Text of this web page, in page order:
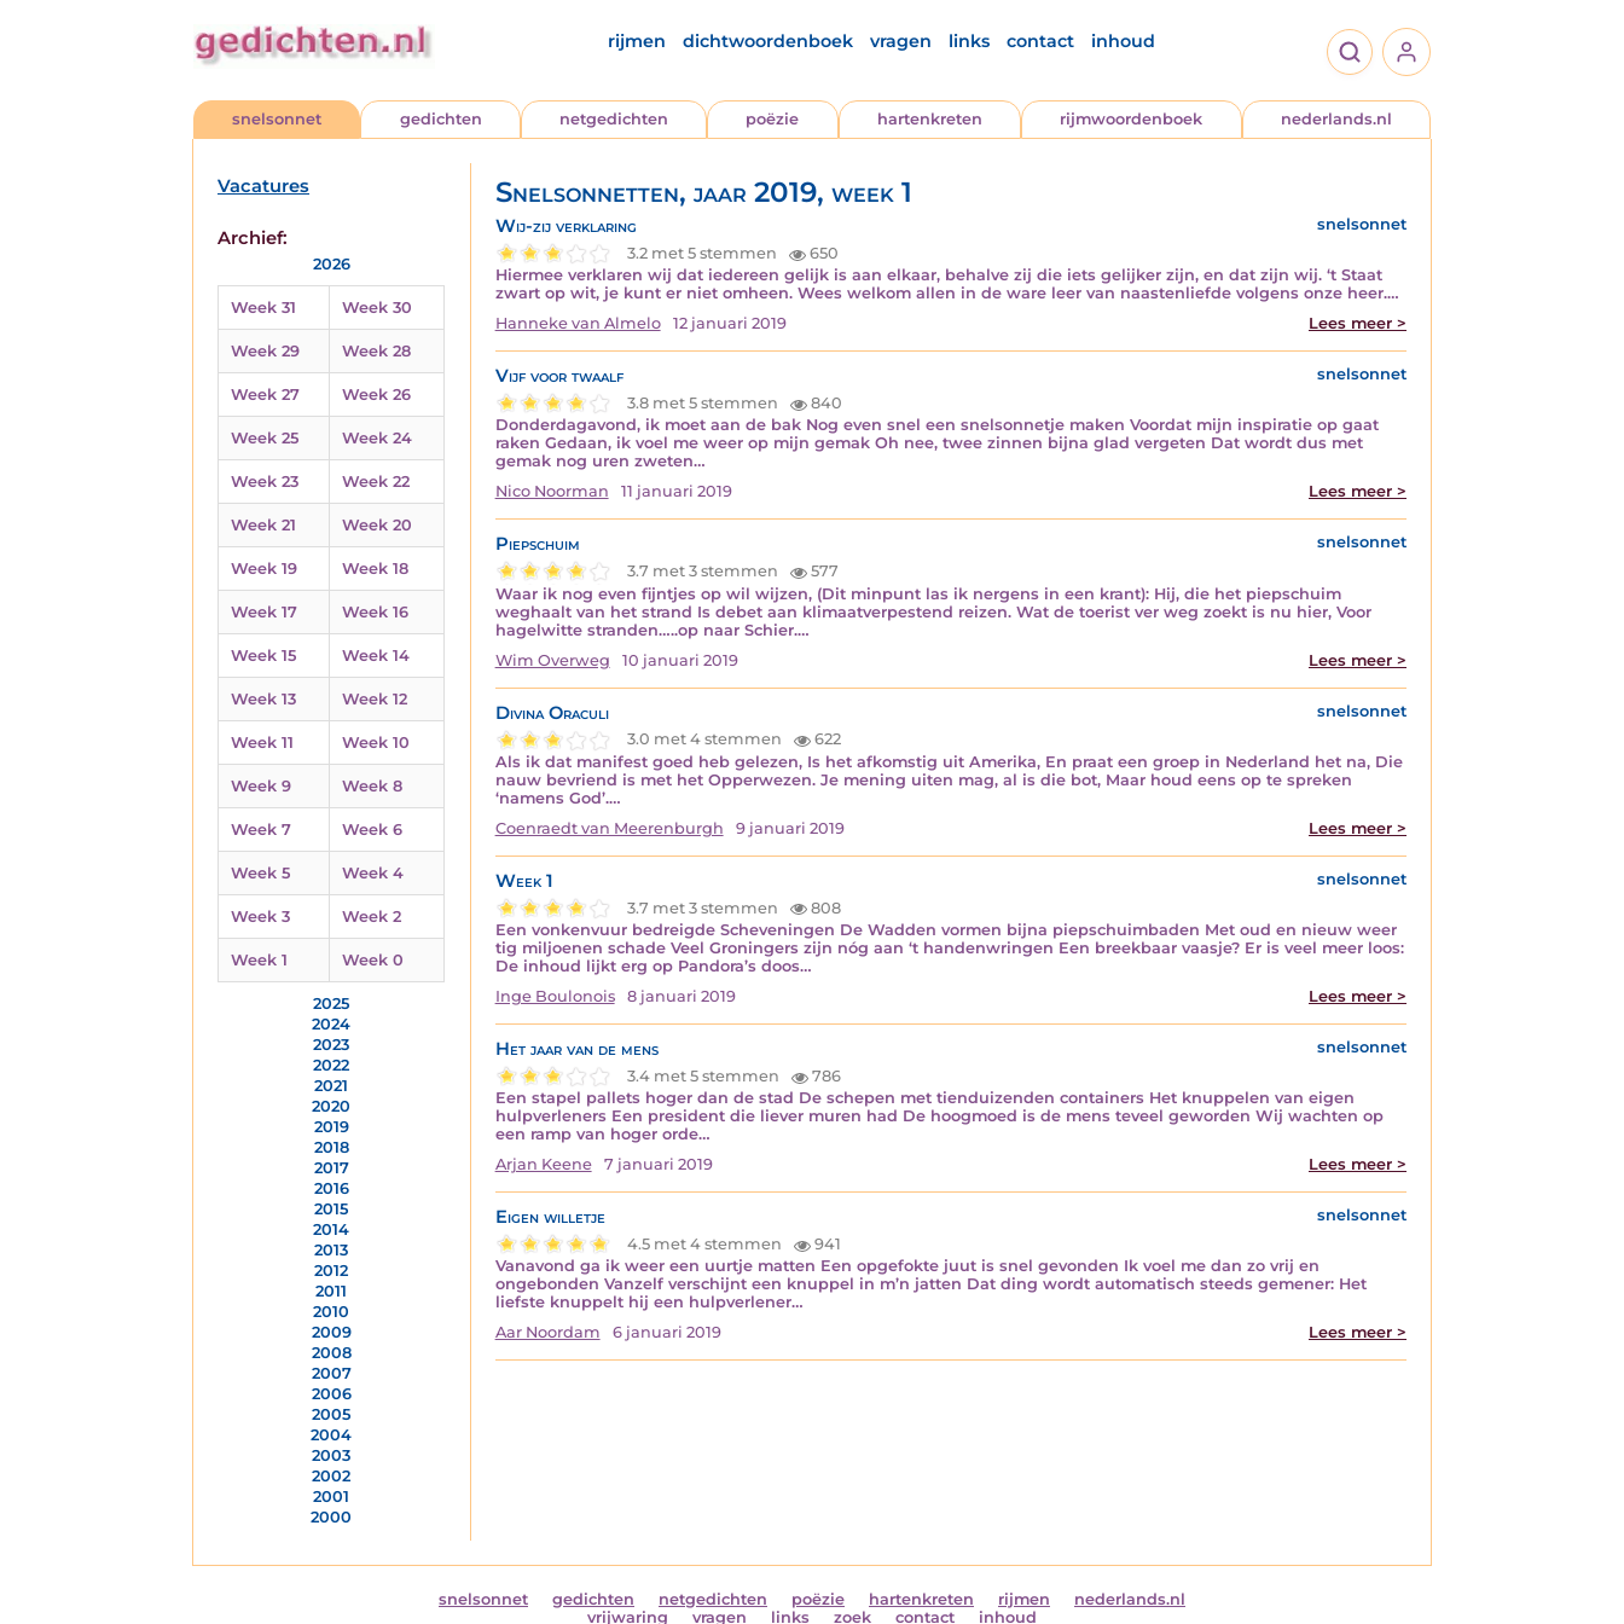
rijmen dichtwoordenboek vragen links contact inhoud
snelsonnet gedichten netgedichten poëzie hartenkreten rijmwoordenboek nederlands.nl
Vacatures
Archief:
2026
Week 31 Week 30
Week 29 Week 28
Week 27 Week 26
Week 25 Week 24
Week 23 Week 22
Week 21 Week 20
Week 19 Week 18
Week 17 Week 16
Week 15 Week 14
Week 13 Week 12
Week 11 Week 10
Week 9 Week 8
Week 7 Week 6
Week 5 Week 4
Week 3 Week 2
Week 1 Week 0
2025
2024
2023
2022
2021
2020
2019
2018
2017
2016
2015
2014
2013
2012
2011
2010
2009
2008
2007
2006
2005
2004
2003
2002
2001
2000
Snelsonnetten, jaar 2019, week 1
Wij-zij verklaring
snelsonnet
3.2 met 5 stemmen
650
Hiermee verklaren wij dat iedereen gelijk is aan elkaar, behalve zij die iets gelijker zijn, en dat zijn wij. ‘t Staat
zwart op wit, je kunt er niet omheen. Wees welkom allen in de ware leer van naastenliefde volgens onze heer.…
Hanneke van Almelo
12 januari 2019 Lees meer >
Vijf voor twaalf
snelsonnet
3.8 met 5 stemmen
840
Donderdagavond, ik moet aan de bak Nog even snel een snelsonnetje maken Voordat mijn inspiratie op gaat
raken Gedaan, ik voel me weer op mijn gemak Oh nee, twee zinnen bijna glad vergeten Dat wordt dus met
gemak nog uren zweten…
Nico Noorman
11 januari 2019 Lees meer >
Piepschuim
snelsonnet
3.7 met 3 stemmen
577
Waar ik nog even fijntjes op wil wijzen, (Dit minpunt las ik nergens in een krant): Hij, die het piepschuim
weghaalt van het strand Is debet aan klimaatverpestend reizen. Wat de toerist ver weg zoekt is nu hier, Voor
hagelwitte stranden…..op naar Schier.…
Wim Overweg
10 januari 2019 Lees meer >
Divina Oraculi
snelsonnet
3.0 met 4 stemmen
622
Als ik dat manifest goed heb gelezen, Is het afkomstig uit Amerika, En praat een groep in Nederland het na, Die
nauw bevriend is met het Opperwezen. Je mening uiten mag, al is die bot, Maar houd eens op te spreken
‘namens God’.…
Coenraedt van Meerenburgh
9 januari 2019 Lees meer >
Week 1
snelsonnet
3.7 met 3 stemmen
808
Een vonkenvuur bedreigde Scheveningen De Wadden vormen bijna piepschuimbaden Met oud en nieuw weer
tig miljoenen schade Veel Groningers zijn nóg aan ‘t handenwringen Een breekbaar vaasje? Er is veel meer loos:
De inhoud lijkt erg op Pandora’s doos…
Inge Boulonois
8 januari 2019 Lees meer >
Het jaar van de mens
snelsonnet
3.4 met 5 stemmen
786
Een stapel pallets hoger dan de stad De schepen met tienduizenden containers Het knuppelen van eigen
hulpverleners Een president die liever muren had De hoogmoed is de mens teveel geworden Wij wachten op
een ramp van hoger orde…
Arjan Keene
7 januari 2019 Lees meer >
Eigen willetje
snelsonnet
4.5 met 4 stemmen
941
Vanavond ga ik weer een uurtje matten Een opgefokte juut is snel gevonden Ik voel me dan zo vrij en
ongebonden Vanzelf verschijnt een knuppel in m’n jatten Dat ding wordt automatisch steeds gemener: Het
liefste knuppelt hij een hulpverlener…
Aar Noordam
6 januari 2019 Lees meer >
snelsonnet gedichten netgedichten poëzie hartenkreten rijmen
nederlands.nl
vrijwaring
vragen links zoek contact inhoud